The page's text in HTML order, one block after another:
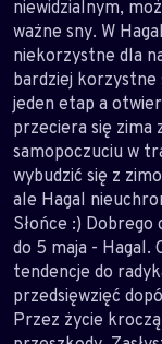
niewidzialnym,
ważne sny. W
niekorzystne dla
bardziej korzystne
jeden etap a
przeciera się zima
samopoczuciu w
wybudzić się z
ale Hagal
Słońce :) Dobrego
do 5 maja - Hagal.
tendencje do
przedsięwzięć
Przez życie